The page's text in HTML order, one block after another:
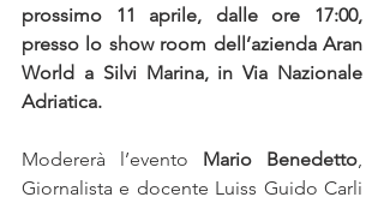
prossimo 11 aprile, dalle ore 17:00,
presso lo show room dell’azienda Aran
World a Silvi Marina, in Via Nazionale
Adriatica.
Modererà l’evento Mario Benedetto,
Giornalista e docente Luiss Guido Carli